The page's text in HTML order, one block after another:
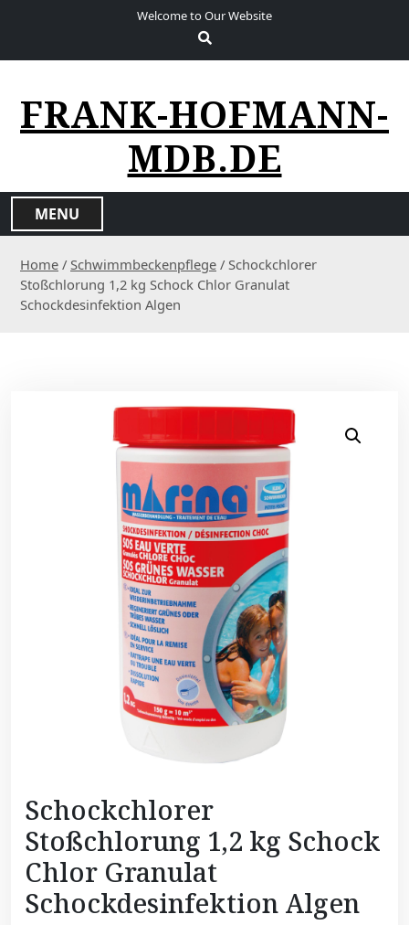
Welcome to Our Website
FRANK-HOFMANN-
MDB.DE
MENU
Home / Schwimmbeckenpflege / Schockchlorer
Stoßchlorung 1,2 kg Schock Chlor Granulat
Schockdesinfektion Algen
Schockchlorer
Stoßchlorung 1,2 kg Schock
Chlor Granulat
Schockdesinfektion Algen